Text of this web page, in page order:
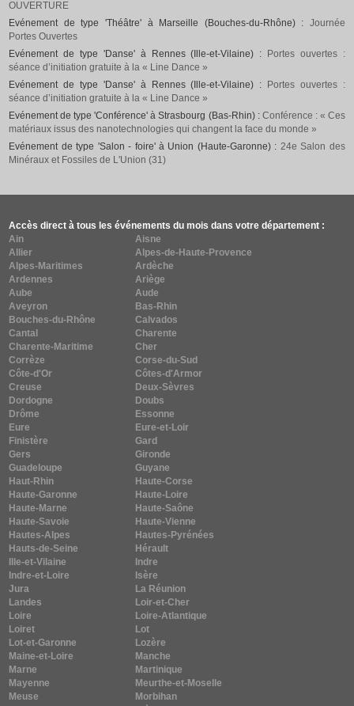
OUVERTURE
Evénement de type 'Théâtre' à Marseille (Bouches-du-Rhône) : Journée
Portes Ouvertes
Evénement de type 'Danse' à Rennes (Ille-et-Vilaine) :
Portes ouvertes :
séance d’initiation gratuite à la « Line Dance »
Evénement de type 'Danse' à Rennes (Ille-et-Vilaine) :
Portes ouvertes :
séance d’initiation gratuite à la « Line Dance »
Evénement de type 'Conférence' à Strasbourg (Bas-Rhin) : Conférence : « Ces
matériaux issus des nanotechnologies qui changent la face du monde »
Evénement de type 'Salon - foire' à Union (Haute-Garonne) : 24e Salon des
Minéraux et Fossiles de L'Union (31)
Accès direct à tous les événements du mois dans votre département :
Ain
Aisne
Allier
Alpes-de-Haute-Provence
Alpes-Maritimes
Ardèche
Ardennes
Ariège
Aube
Aude
Aveyron
Bas-Rhin
Bouches-du-Rhône
Calvados
Cantal
Charente
Charente-Maritime
Cher
Corrèze
Corse-du-Sud
Côte-d'Or
Côtes-d'Armor
Creuse
Deux-Sèvres
Dordogne
Doubs
Drôme
Essonne
Eure
Eure-et-Loir
Finistère
Gard
Gers
Gironde
Guadeloupe
Guyane
Haut-Rhin
Haute-Corse
Haute-Garonne
Haute-Loire
Haute-Marne
Haute-Saône
Haute-Savoie
Haute-Vienne
Hautes-Alpes
Hautes-Pyrénées
Hauts-de-Seine
Hérault
Ille-et-Vilaine
Indre
Indre-et-Loire
Isère
Jura
La Réunion
Landes
Loir-et-Cher
Loire
Loire-Atlantique
Loiret
Lot
Lot-et-Garonne
Lozère
Maine-et-Loire
Manche
Marne
Martinique
Mayenne
Meurthe-et-Moselle
Meuse
Morbihan